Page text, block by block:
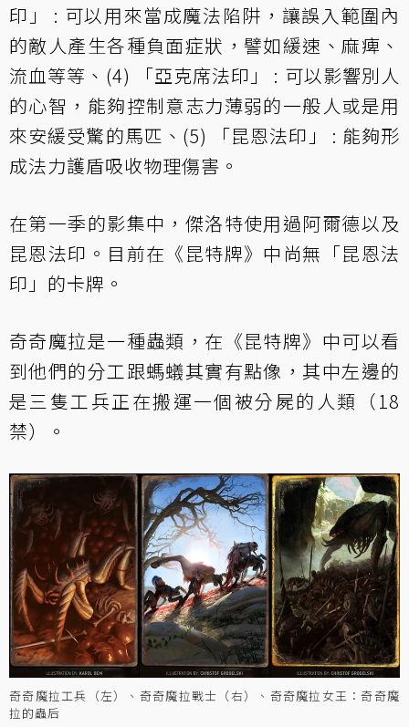
印」 : 可以用來當成魔法陷阱，讓誤入範圍內
的敵人產生各種負面症狀，譬如緩速、麻痺、
流血等等、(4) 「亞克席法印」 : 可以影響別人
的心智，能夠控制意志力薄弱的一般人或是用
來安緩受驚的馬匹、(5) 「昆恩法印」 : 能夠形
成法力護盾吸收物理傷害。
在第一季的影集中，傑洛特使用過阿爾德以及
昆恩法印。目前在《昆特牌》中尚無「昆恩法
印」的卡牌。
奇奇魔拉是一種蟲類，在《昆特牌》中可以看
到他們的分工跟螞蟻其實有點像，其中左邊的
是三隻工兵正在搬運一個被分屍的人類（18
禁）。
奇奇魔拉工兵（左）、奇奇魔拉戰士（右）、奇奇魔拉女王：奇奇魔
拉的蟲后